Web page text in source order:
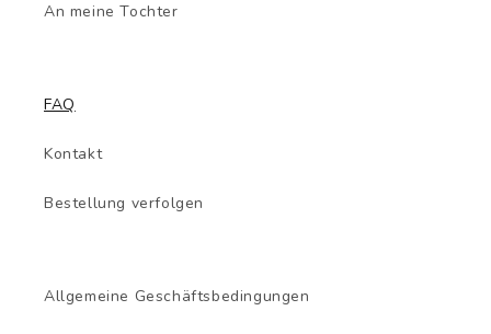
An meine Tochter
FAQ
Kontakt
Bestellung verfolgen
Allgemeine Geschäftsbedingungen